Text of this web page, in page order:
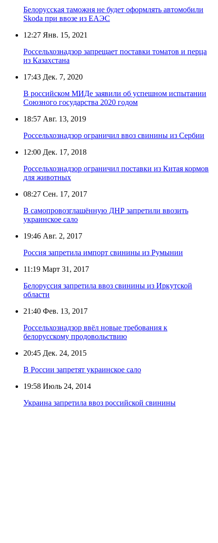
Белорусская таможня не будет оформлять автомобили
Skoda при ввозе из ЕАЭС
12:27 Янв. 15, 2021
Россельхознадзор запрещает поставки томатов и перца
из Казахстана
17:43 Дек. 7, 2020
В российском МИДе заявили об успешном испытании
Союзного государства 2020 годом
18:57 Авг. 13, 2019
Россельхознадзор ограничил ввоз свинины из Сербии
12:00 Дек. 17, 2018
Россельхознадзор ограничил поставки из Китая кормов
для животных
08:27 Сен. 17, 2017
В самопровозглашённую ДНР запретили ввозить
украинское сало
19:46 Авг. 2, 2017
Россия запретила импорт свинины из Румынии
11:19 Март 31, 2017
Белоруссия запретила ввоз свинины из Иркутской
области
21:40 Фев. 13, 2017
Россельхознадзор ввёл новые требования к
белорусскому продовольствию
20:45 Дек. 24, 2015
В России запретят украинское сало
19:58 Июль 24, 2014
Украина запретила ввоз российской свинины